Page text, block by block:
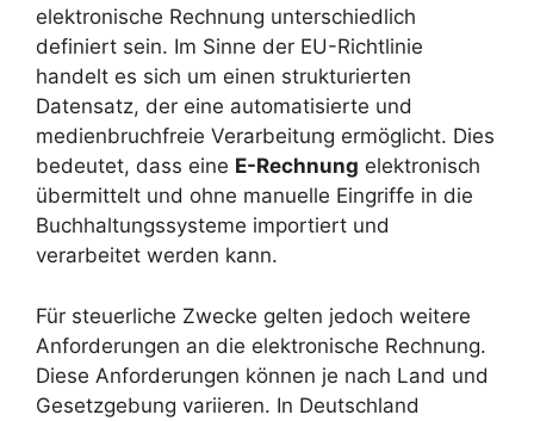
elektronische Rechnung unterschiedlich
definiert sein. Im Sinne der EU-Richtlinie
handelt es sich um einen strukturierten
Datensatz, der eine automatisierte und
medienbruchfreie Verarbeitung ermöglicht. Dies
bedeutet, dass eine E-Rechnung elektronisch
übermittelt und ohne manuelle Eingriffe in die
Buchhaltungssysteme importiert und
verarbeitet werden kann.
Für steuerliche Zwecke gelten jedoch weitere
Anforderungen an die elektronische Rechnung.
Diese Anforderungen können je nach Land und
Gesetzgebung variieren. In Deutschland